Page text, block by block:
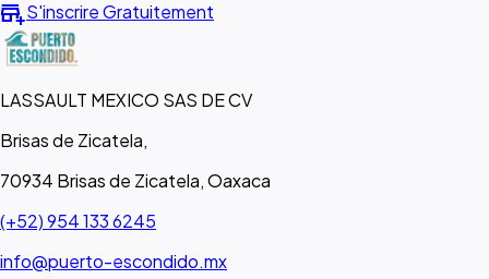
add_businessS'inscrire Gratuitement
LASSAULT MEXICO SAS DE CV
Brisas de Zicatela,
70934 Brisas de Zicatela, Oaxaca
(+52) 954 133 6245
info@puerto-escondido.mx